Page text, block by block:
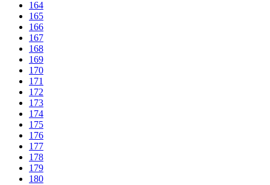
164
165
166
167
168
169
170
171
172
173
174
175
176
177
178
179
180